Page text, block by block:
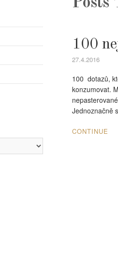
100
27.4.2016
100 dotazů,
konzumovat.
Jednoznačně
CONTINUE